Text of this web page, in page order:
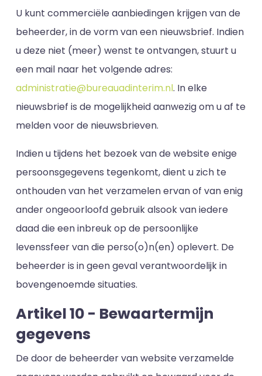
U kunt commerciële aanbiedingen krijgen van de
beheerder, in de vorm van een nieuwsbrief. Indien
u deze niet (meer) wenst te ontvangen, stuurt u
een mail naar het volgende adres:
administratie@bureauadinterim.nl. In elke
nieuwsbrief is de mogelijkheid aanwezig om u af te
melden voor de nieuwsbrieven.
Indien u tijdens het bezoek van de website enige
persoonsgegevens tegenkomt, dient u zich te
onthouden van het verzamelen ervan of van enig
ander ongeoorloofd gebruik alsook van iedere
daad die een inbreuk op de persoonlijke
levenssfeer van die perso(o)n(en) oplevert. De
beheerder is in geen geval verantwoordelijk in
bovengenoemde situaties.
Artikel 10 - Bewaartermijn
gegevens
De door de beheerder van website verzamelde